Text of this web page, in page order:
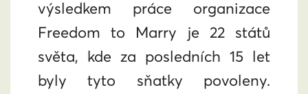
výsledkem práce organizace
Freedom to Marry je 22 států
světa, kde za posledních 15 let
byly tyto sňatky povoleny.